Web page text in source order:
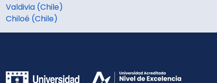
Valdivia (Chile)
Chiloé (Chile)